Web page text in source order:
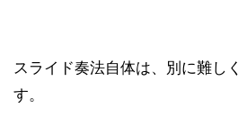
スライド奏法自体は、別に難し
す。